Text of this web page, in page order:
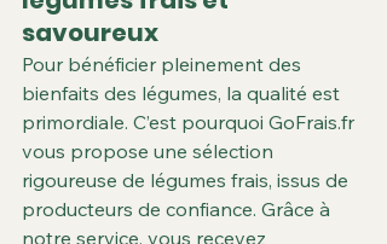
savoureux
Pour bénéficier pleinement des
bienfaits des légumes, la qualité est
primordiale. C’est pourquoi GoFrais.fr
vous propose une sélection
rigoureuse de légumes frais, issus de
producteurs de confiance. Grâce à
notre service, vous recevez